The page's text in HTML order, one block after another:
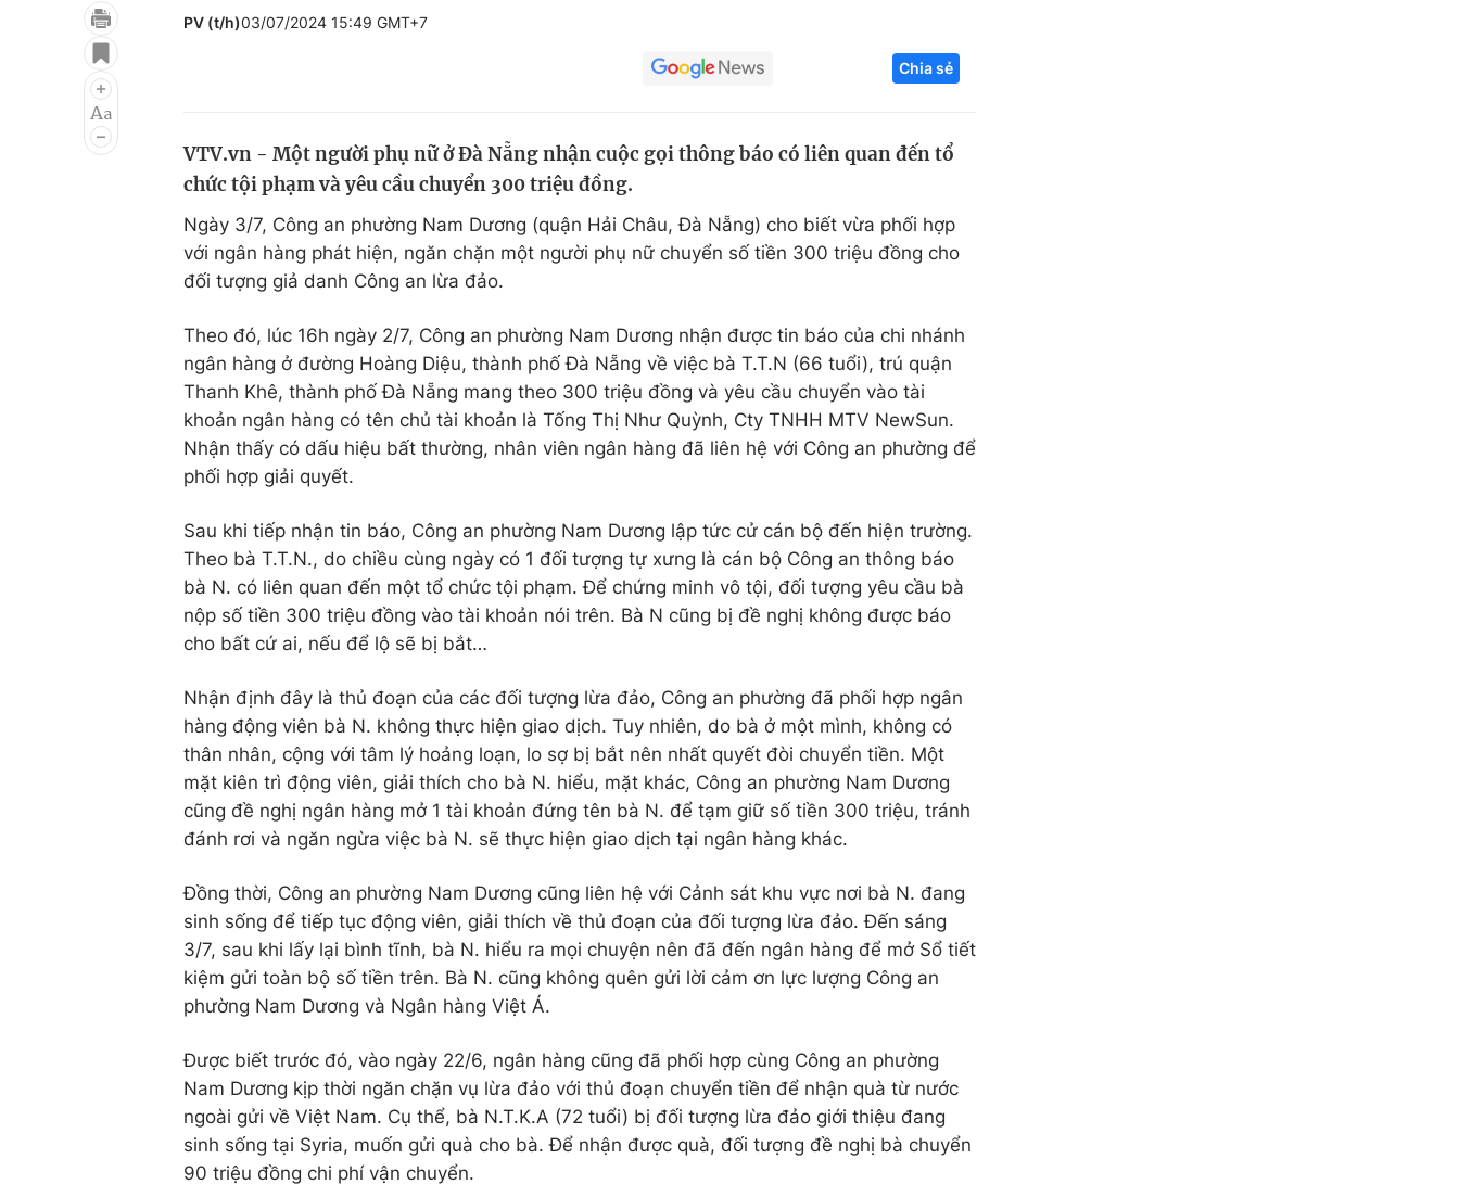
Điện ảnh
Âm nhạc
Chất lượng cuộc sống
Tuyển sinh
Hitech Công nghệ tương lai
Thị trường
PV (t/h)03/07/2024 15:49 GMT+7
Chia sẻ
VTV.vn - Một người phụ nữ ở Đà Nẵng nhận cuộc gọi thông báo có liên quan đến tổ
chức tội phạm và yêu cầu chuyển 300 triệu đồng.
Ngày 3/7, Công an phường Nam Dương (quận Hải Châu, Đà Nẵng) cho biết vừa phối hợp
với ngân hàng phát hiện, ngăn chặn một người phụ nữ chuyển số tiền 300 triệu đồng cho
đối tượng giả danh Công an lừa đảo.
Theo đó, lúc 16h ngày 2/7, Công an phường Nam Dương nhận được tin báo của chi nhánh
ngân hàng ở đường Hoàng Diệu, thành phố Đà Nẵng về việc bà T.T.N (66 tuổi), trú quận
Thanh Khê, thành phố Đà Nẵng mang theo 300 triệu đồng và yêu cầu chuyển vào tài
khoản ngân hàng có tên chủ tài khoản là Tống Thị Như Quỳnh, Cty TNHH MTV NewSun.
Nhận thấy có dấu hiệu bất thường, nhân viên ngân hàng đã liên hệ với Công an phường để
phối hợp giải quyết.
Sau khi tiếp nhận tin báo, Công an phường Nam Dương lập tức cử cán bộ đến hiện trường.
Theo bà T.T.N., do chiều cùng ngày có 1 đối tượng tự xưng là cán bộ Công an thông báo
bà N. có liên quan đến một tổ chức tội phạm. Để chứng minh vô tội, đối tượng yêu cầu bà
nộp số tiền 300 triệu đồng vào tài khoản nói trên. Bà N cũng bị đề nghị không được báo
cho bất cứ ai, nếu để lộ sẽ bị bắt…
Nhận định đây là thủ đoạn của các đối tượng lừa đảo, Công an phường đã phối hợp ngân
hàng động viên bà N. không thực hiện giao dịch. Tuy nhiên, do bà ở một mình, không có
thân nhân, cộng với tâm lý hoảng loạn, lo sợ bị bắt nên nhất quyết đòi chuyển tiền. Một
mặt kiên trì động viên, giải thích cho bà N. hiểu, mặt khác, Công an phường Nam Dương
cũng đề nghị ngân hàng mở 1 tài khoản đứng tên bà N. để tạm giữ số tiền 300 triệu, tránh
đánh rơi và ngăn ngừa việc bà N. sẽ thực hiện giao dịch tại ngân hàng khác.
Đồng thời, Công an phường Nam Dương cũng liên hệ với Cảnh sát khu vực nơi bà N. đang
sinh sống để tiếp tục động viên, giải thích về thủ đoạn của đối tượng lừa đảo. Đến sáng
3/7, sau khi lấy lại bình tĩnh, bà N. hiểu ra mọi chuyện nên đã đến ngân hàng để mở Sổ tiết
kiệm gửi toàn bộ số tiền trên. Bà N. cũng không quên gửi lời cảm ơn lực lượng Công an
phường Nam Dương và Ngân hàng Việt Á.
Được biết trước đó, vào ngày 22/6, ngân hàng cũng đã phối hợp cùng Công an phường
Nam Dương kịp thời ngăn chặn vụ lừa đảo với thủ đoạn chuyển tiền để nhận quà từ nước
ngoài gửi về Việt Nam. Cụ thể, bà N.T.K.A (72 tuổi) bị đối tượng lừa đảo giới thiệu đang
sinh sống tại Syria, muốn gửi quà cho bà. Để nhận được quà, đối tượng đề nghị bà chuyển
90 triệu đồng chi phí vận chuyển.